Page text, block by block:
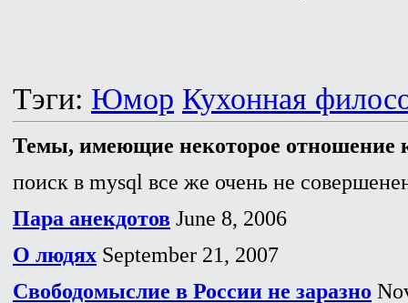
Тэги: Юмор Кухонная
Темы, имеющие некоторое отношение
поиск в mysql все же очень не
Пара анекдотов June 8, 2006
О людях September 21, 2007
Свободомыслие в России не заразно